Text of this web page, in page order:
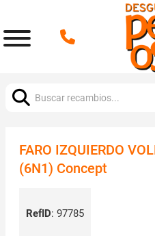
FARO IZQUIERDO
(6N1) Concept
RefID: 97785